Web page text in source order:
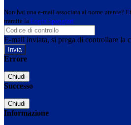
Non hai una e-mail associata al nome utente?
tramite la Login Spaggiari
E-mail inviata, si prega di controllare la
Errore
Chiudi
Successo
Chiudi
Informazione